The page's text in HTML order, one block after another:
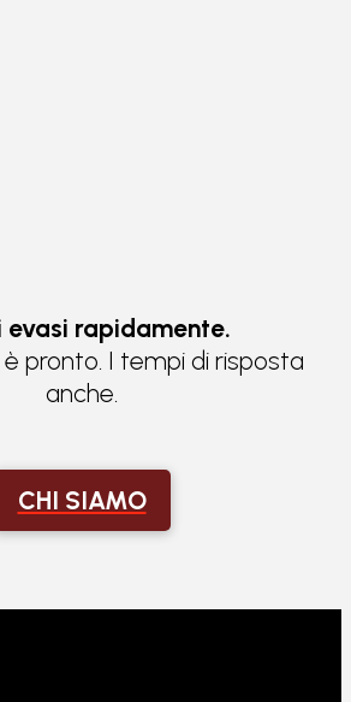
evasi rapidamente.
pronto. I tempi di risposta
anche.
CHI SIAMO